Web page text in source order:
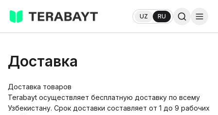
UZ RU
Доставка
Доставка товаров
Terabayt осуществляет бесплатную доставку по всему
Узбекистану. Срок доставки составляет от 1 до 9 рабочих